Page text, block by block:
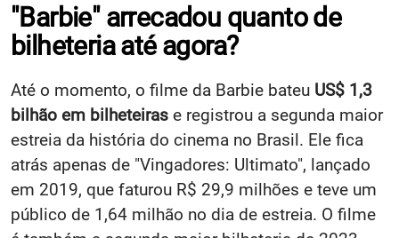
"Barbie" arrecadou quanto de
bilheteria até agora?
Até o momento, o filme da Barbie bateu US$ 1,3
bilhão em bilheteiras e registrou a segunda maior
estreia da história do cinema no Brasil. Ele fica
atrás apenas de "Vingadores: Ultimato", lançado
em 2019, que faturou R$ 29,9 milhões e teve um
público de 1,64 milhão no dia de estreia. O filme